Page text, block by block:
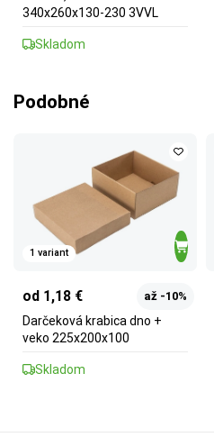
340x260x130-230 3VVL
Skladom
Podobné
1 variant
od 1,18 € až -10%
Darčeková krabica dno +
veko 225x200x100
Skladom